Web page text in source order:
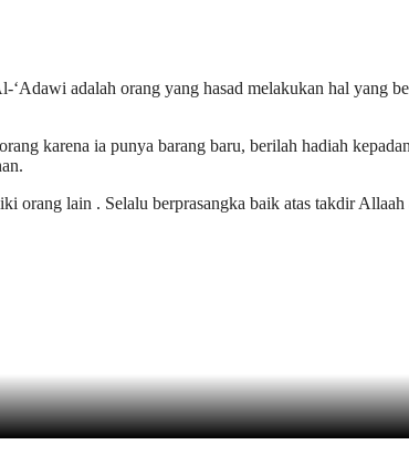
adalah orang yang hasad melakukan hal yang
karena ia punya barang baru, berilah hadiah
lain . Selalu berprasangka baik atas takdir